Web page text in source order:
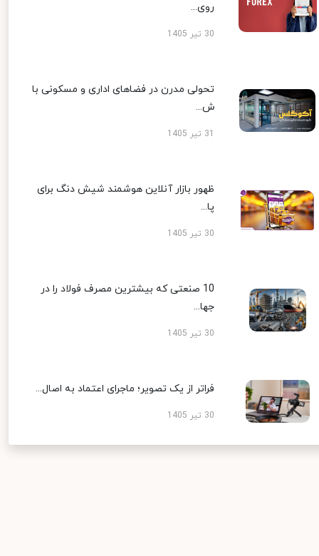
روی...
30 تیر 1405
تحولی مدرن در فضاهای اداری و مسکونی با
ش...
ظهور بازار آنلاین هوشمند شیش دنگ برای
پا...
30 تیر 1405
10 صنعتی که بیشترین مصرف فولاد را در
جها...
30 تیر 1405
فراتر از یک تصویر؛ ماجرای اعتماد به اصال...
30 تیر 1405